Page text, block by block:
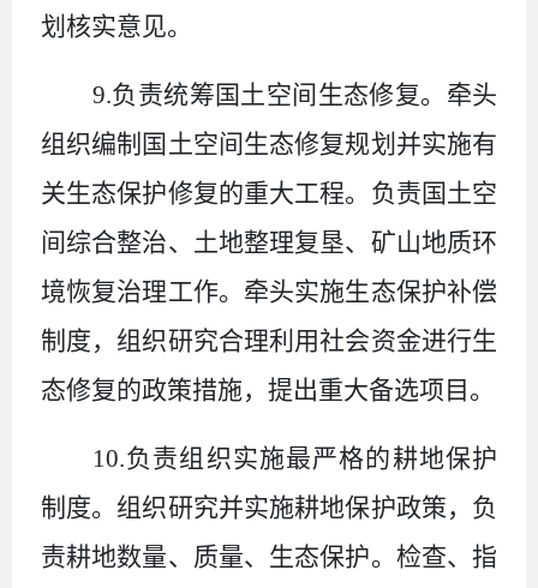
划核实意见。
9.负责统筹国土空间生态修复。牵头
组织编制国土空间生态修复规划并实施有
关生态保护修复的重大工程。负责国土空
间综合整治、土地整理复垦、矿山地质环
境恢复治理工作。牵头实施生态保护补偿
制度，组织研究合理利用社会资金进行生
态修复的政策措施，提出重大备选项目。
10.负责组织实施最严格的耕地保护
制度。组织研究并实施耕地保护政策，负
责耕地数量、质量、生态保护。检查、指